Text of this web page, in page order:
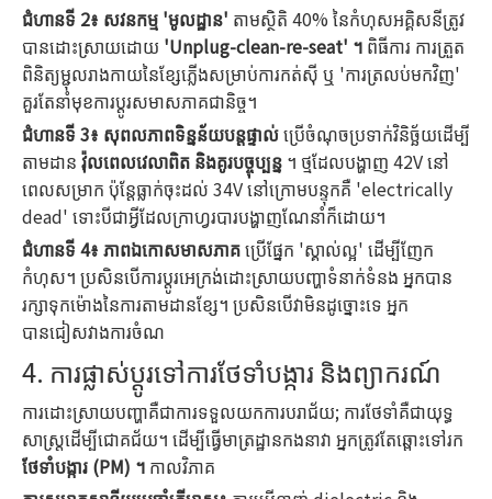
ជំហានទី 2៖ សវនកម្ម 'មូលដ្ឋាន' តាមស្ថិតិ 40% នៃកំហុសអគ្គិសនីត្រូវ
បានដោះស្រាយដោយ 'Unplug-clean-re-seat' ។ ពិធីការ ការត្រួត
ពិនិត្យម្ជុលរាងកាយនៃខ្សែភ្លើងសម្រាប់ការកត់សុី ឬ 'ការត្រលប់មកវិញ'
គួរតែនាំមុខការប្តូរសមាសភាគជានិច្ច។
ជំហានទី 3៖ សុពលភាពទិន្នន័យបន្តផ្ទាល់ប្រើចំណុចប្រទាក់វិនិច្ឆ័យដើម្បី
តាមដាន វ៉ុលពេលវេលាពិត និងគូរបច្ចុប្បន្ន ។ ថ្មដែលបង្ហាញ 42V នៅ
ពេលសម្រាក ប៉ុន្តែធ្លាក់ចុះដល់ 34V នៅក្រោមបន្ទុកគឺ 'electrically
dead' ទោះបីជាអ្វីដែលក្រាហ្វរបារបង្ហាញណែនាំក៏ដោយ។
ជំហាន​ទី 4៖ ភាព​ឯកោ​សមាសភាគ​ប្រើ​ផ្នែក 'ស្គាល់​ល្អ' ដើម្បី​ញែក​
កំហុស។ ប្រសិនបើការប្តូរអេក្រង់ដោះស្រាយបញ្ហាទំនាក់ទំនង អ្នកបាន
រក្សាទុកម៉ោងនៃការតាមដានខ្សែ។ ប្រសិនបើវាមិនដូច្នោះទេ អ្នក
បានជៀសវាងការចំណ
4. ការផ្លាស់ប្តូរទៅការថែទាំបង្ការ និងព្យាករណ៍
ការដោះស្រាយបញ្ហាគឺជាការទទួលយកការបរាជ័យ; ការថែទាំគឺជាយុទ្ធ
សាស្ត្រដើម្បីជោគជ័យ។ ដើម្បីធ្វើមាត្រដ្ឋានកងនាវា អ្នកត្រូវតែឆ្ពោះទៅរក
ថែទាំបង្ការ (PM) ។ កាលវិភាគ